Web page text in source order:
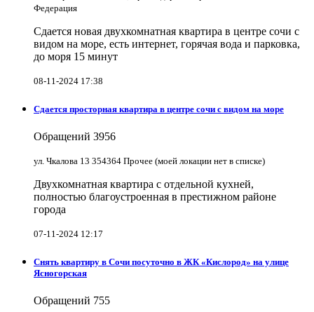
Федерация
Сдается новая двухкомнатная квартира в центре сочи с
видом на море, есть интернет, горячая вода и парковка,
до моря 15 минут
08-11-2024 17:38
Сдается просторная квартира в центре сочи с видом на море
Обращений 3956
ул. Чкалова 13 354364 Прочее (моей локации нет в списке)
Двухкомнатная квартира с отдельной кухней,
полностью благоустроенная в престижном районе
города
07-11-2024 12:17
Снять квартиру в Cочи посуточно в ЖК «Кислород» на улице
Ясногорская
Обращений 755